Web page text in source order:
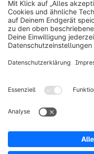
Produkt
Lösungen
Partner
Entwickler
Ressourcen